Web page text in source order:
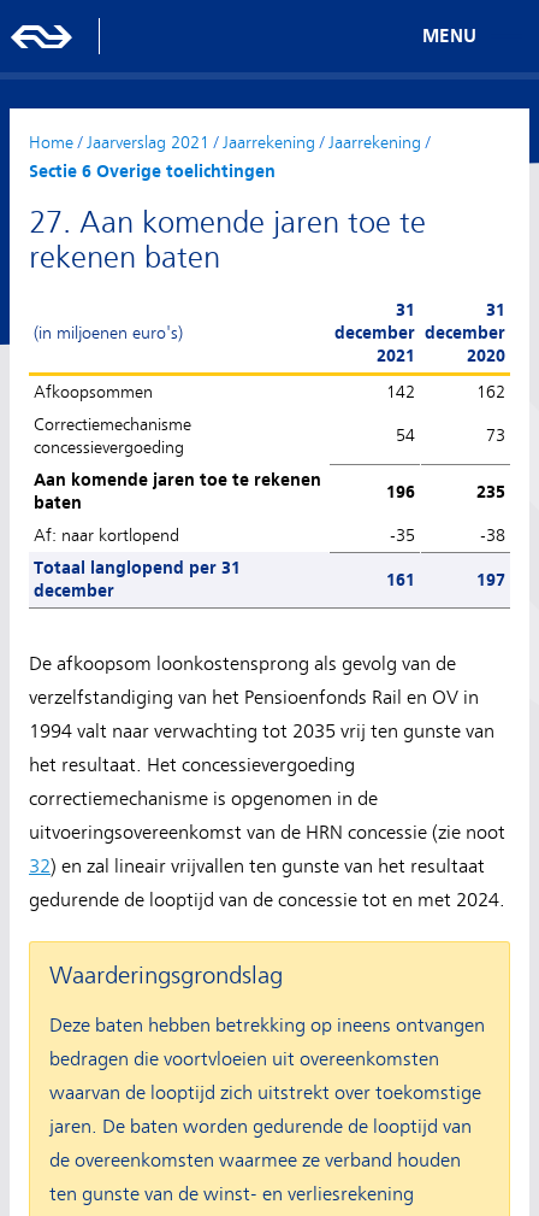
MENU
Home/ Jaarverslag 2021 / Jaarrekening / Jaarrekening /
Sectie 6 Overige toelichtingen
27. Aan komende jaren toe te
rekenen baten
(in miljoenen euro's)
31
december
2021
31
december
2020
Afkoopsommen
142
162
Correctiemechanisme
concessievergoeding
54 73
Aan komende jaren toe te rekenen
baten
196 235
Af: naar kortlopend -35
-38
Totaal langlopend per 31
december
161 197
De afkoopsom loonkostensprong als gevolg van de
verzelfstandiging van het Pensioenfonds Rail en OV in
1994 valt naar verwachting tot 2035 vrij ten gunste van
het resultaat. Het concessievergoeding
correctiemechanisme is opgenomen in de
uitvoeringsovereenkomst van de HRN concessie (zie noot
32) en zal lineair vrijvallen ten gunste van het resultaat
gedurende de looptijd van de concessie tot en met 2024.
Waarderingsgrondslag
Deze baten hebben betrekking op ineens ontvangen
bedragen die voortvloeien uit overeenkomsten
waarvan de looptijd zich uitstrekt over toekomstige
jaren. De baten worden gedurende de looptijd van
de overeenkomsten waarmee ze verband houden
ten gunste van de winst- en verliesrekening